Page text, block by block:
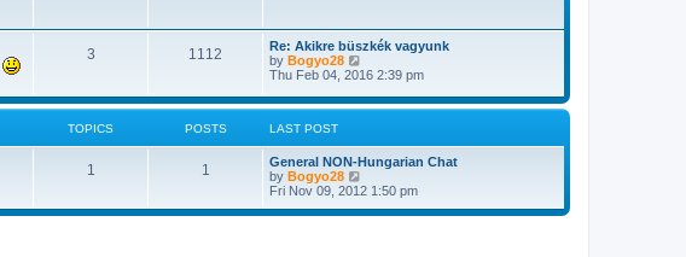
s
t
e
s
p
s
t
3 1112
Re: Akikre büszkék vagyunk
by Bogyo28
i
w
e
l
t
s
Thu Feb 04, 2016 2:39 pm
TOPICS POSTS LAST POST
1 1
General NON-Hungarian Chat
by Bogyo28
i
w
Fri Nov 09, 2012 1:50 pm